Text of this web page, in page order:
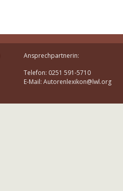
Ansprechpartnerin:
Telefon: 0251 591-5710
E-Mail: Autorenlexikon@lwl.org